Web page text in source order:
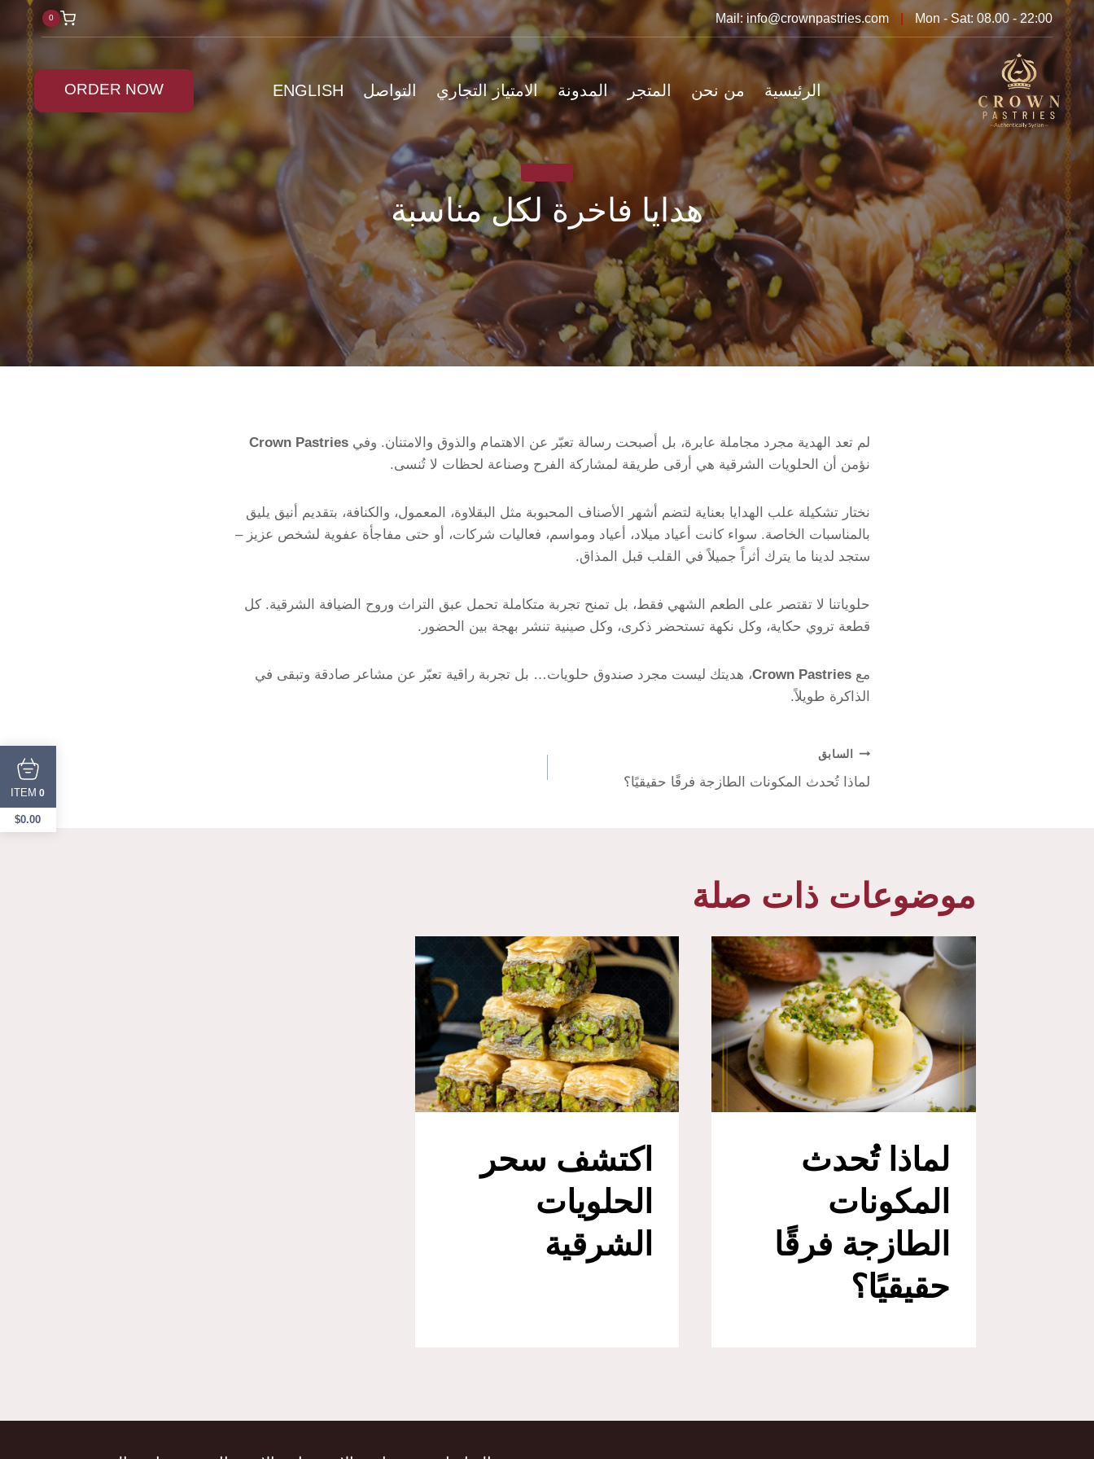
Mail: info@crownpastries.com Mon - Sat: 08.00 - 22:00
0
الرئيسية من نحن المتجر المدونة الامتياز التجاري التواصل ENGLISH
ORDER NOW
هدايا فاخرة لكل مناسبة
لم تعد الهدية مجرد مجاملة عابرة، بل أصبحت رسالة تعبّر عن الاهتمام والذوق والامتنان. وفي Crown Pastries
نؤمن أن الحلويات الشرقية هي أرقى طريقة لمشاركة الفرح وصناعة لحظات لا تُنسى.
نختار تشكيلة علب الهدايا بعناية لتضم أشهر الأصناف المحبوبة مثل البقلاوة، المعمول، والكنافة، بتقديم أنيق يليق
بالمناسبات الخاصة. سواء كانت أعياد ميلاد، أعياد ومواسم، فعاليات شركات، أو حتى مفاجأة عفوية لشخص عزيز –
ستجد لدينا ما يترك أثراً جميلاً في القلب قبل المذاق.
حلوياتنا لا تقتصر على الطعم الشهي فقط، بل تمنح تجربة متكاملة تحمل عبق التراث وروح الضيافة الشرقية. كل
قطعة تروي حكاية، وكل نكهة تستحضر ذكرى، وكل صينية تنشر بهجة بين الحضور.
مع Crown Pastries، هديتك ليست مجرد صندوق حلويات… بل تجربة راقية تعبّر عن مشاعر صادقة وتبقى في
الذاكرة طويلاً.
السابق
لماذا تُحدث المكونات الطازجة فرقًا حقيقيًا؟
موضوعات ذات صلة
لماذا تُحدث
المكونات
الطازجة فرقًا
حقيقيًا؟
اكتشف سحر
الحلويات
الشرقية
0
ITEM
$0.00